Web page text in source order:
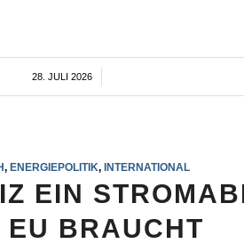
28. JULI 2026
, ENERGIEPOLITIK, INTERNATIONAL
EIN
EU BRAUCHT